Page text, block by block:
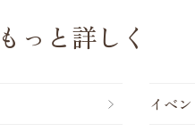
っと詳しく
イベ